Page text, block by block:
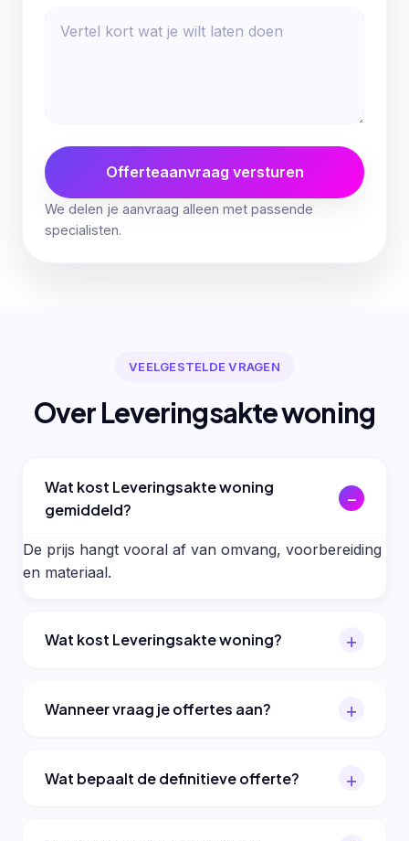
Offerteaanvraag versturen
We delen je aanvraag alleen met passende
specialisten.
VEELGESTELDE VRAGEN
Over Leveringsakte woning
Wat kost Leveringsakte woning
gemiddeld?
De prijs hangt vooral af van omvang, voorbereiding
en materiaal.
Wat kost Leveringsakte woning?
Wanneer vraag je offertes aan?
Wat bepaalt de definitieve offerte?